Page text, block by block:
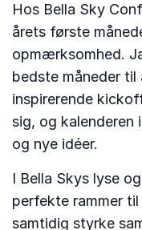
Hos Bella Sky
årets første
opmærksomhed.
bedste måneder
inspirerende
sig, og kalenderen
og nye idéer.
I Bella Skys lyse
perfekte rammer
samtidig styrke